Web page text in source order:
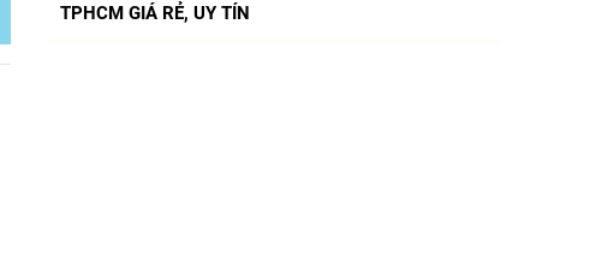
GIAO TRONG 1 NGÀY VỚI VẬN TẢI TIẾN PHÁT